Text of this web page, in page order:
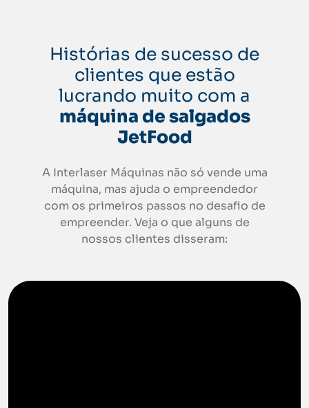
Histórias de sucesso de
clientes que estão
lucrando muito com a
máquina de salgados
JetFood
A Interlaser Máquinas não só vende uma
máquina, mas ajuda o empreendedor
com os primeiros passos no desafio de
empreender. Veja o que alguns de
nossos clientes disseram: